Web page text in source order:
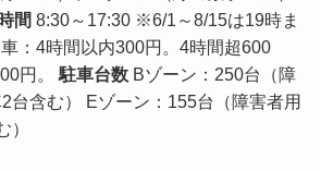
間 8:30～17:30 ※6/1～8/15は19時ま
：4時間以内300円。4時間超600
円。 駐車台数Bゾーン：250台（障
台含む） Eゾーン：155台（障害者用